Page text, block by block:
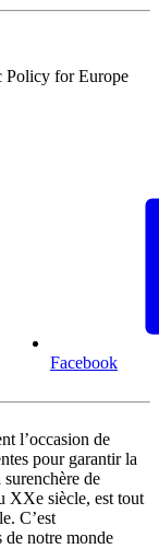
Policy for Europe
Facebook
l’occasion de
pour garantir la
de
XXe siècle, est tout
C’est
de notre monde